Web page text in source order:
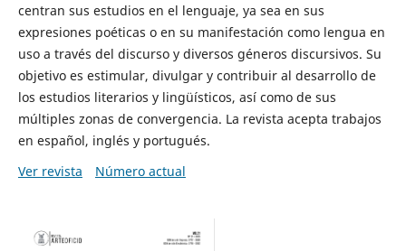
centran sus estudios en el lenguaje, ya sea en sus
expresiones poéticas o en su manifestación como lengua en
uso a través del discurso y diversos géneros discursivos. Su
objetivo es estimular, divulgar y contribuir al desarrollo de
los estudios literarios y lingüísticos, así como de sus
múltiples zonas de convergencia. La revista acepta trabajos
en español, inglés y portugués.
Ver revista
Número actual